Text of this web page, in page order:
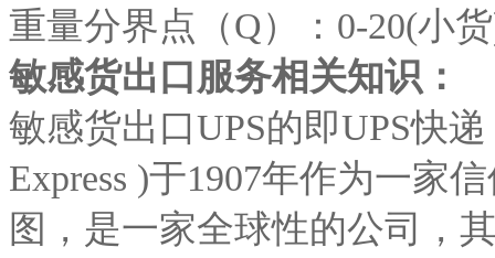
重量分界点（Q）：0-20(小
敏感货出口服务相关知识：
敏感货出口UPS的即UPS快
Express )于1907年作为一家
图，是一家全球性的公司，